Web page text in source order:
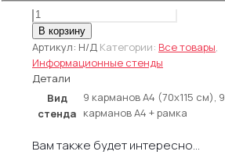
5,450.00 ₽
Количество
товара
Стенд
ПВХ
3мм
шапка
печать
+
В корзину
Артикул: Н/Д Категории: Все товары,
Информационные стенды
Детали
Вид
стенда
9 карманов А4 (70х115 см), 9
карманов А4 + рамка
Вам также будет интересно…